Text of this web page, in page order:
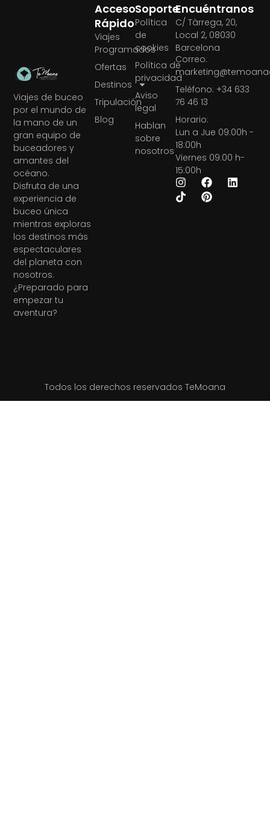
Viajes de buceo
por el mundo de
la mano de un
gran equipo de
buceadores y
amantes del
océano.
Disfruta de una
experiencia de
buceo única
mientras exploras
los destinos más
espectaculares
del planeta con
nosotros.
¿Preparado para
empezar tu
aventura?
Soporte
Política
de
cookies
Política de
privacidad
Aviso
legal
Hablan
sobre
nosotros
Acceso
Rápido
Viajes
Programados
Ofertas
Destinos
Tripulación
Blog
Encuéntranos
C/ Tàrrega, 20,
Local 2, 08030
Barcelona
Correo:
Teléfono: +34 633
76 46 13
Horario:
Lun a Jue 09:00h -
18:00h
Viernes 09:00 h-
15:00h
Todos los derechos reservados TeMoana